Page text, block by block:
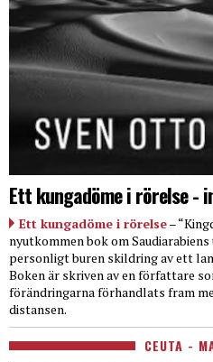
Ett kungadöme i rörelse -
Ett kungadöme i rörelse–
nyutkommen bok om
personligt buren skildring av ett
Boken är skriven av en författare
förändringarna förhandlats fram
distansen.
CEUTA -